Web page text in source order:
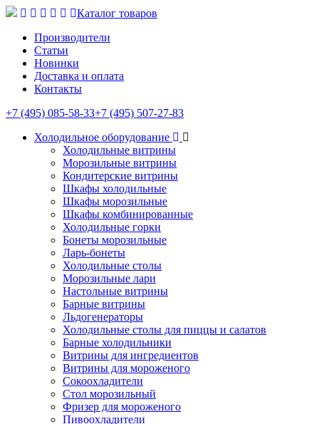
Каталог товаров
Производители
Статьи
Новинки
Доставка и оплата
Контакты
+7 (495) 085-58-33+7 (495) 507-27-83
Холодильное оборудование
Холодильные витрины
Морозильные витрины
Кондитерские витрины
Шкафы холодильные
Шкафы морозильные
Шкафы комбинированные
Холодильные горки
Бонеты морозильные
Ларь-бонеты
Холодильные столы
Морозильные лари
Настольные витрины
Барные витрины
Льдогенераторы
Холодильные столы для пиццы и салатов
Барные холодильники
Витрины для ингредиентов
Витрины для мороженого
Сокоохладители
Стол морозильный
Фризер для мороженого
Пивоохладители